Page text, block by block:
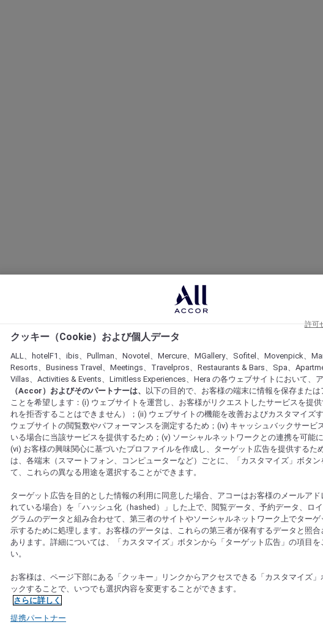
ニークにするものを発見してください
クッキー（Cookie）および個人データ
ALL、hotelF1、ibis、Pullman、Novotel、Mercure、MGallery、Sofitel、Movenpick、
Resorts、Business Travel、Meetings、Travelpros、Restaurants & Bars、Spa、
Villas、Activities & Events、Limitless Experiences、Hera の各ウェブサイトにおいて、
（Accor）およびそのパートナーは、
以下の目的で、お客様の端末に情報を保存または
ことを希望します：(i) ウェブサイトを運営し、お客様がリクエストしたサービスを提供
れを拒否することはできません）；(ii) ウェブサイトの機能を改善およびカスタマイズ
ウェブサイトの閲覧数やパフォーマンスを測定するため；(iv) キャッシュバックサービ
いる場合に当該サービスを提供するため；(v) ソーシャルネットワークとの連携を可能
(vi) お客様の興味関心に基づいたプロファイルを作成し、ターゲット広告を提供するた
は、各端末（スマートフォン、コンピューターなど）ごとに、「カスタマイズ」ボタン
て、これらの異なる用途を選択することができます。
ターゲット広告を目的とした情報の利用に同意した場合、アコーはお客様のメールアド
れている場合）を「ハッシュ化（hashed）」した上で、閲覧データ、予約データ、ロ
グラムのデータと組み合わせて、第三者のサイトやソーシャルネットワーク上でター
示するために処理します。お客様のデータは、これらの第三者が保有するデータと照合
あります。詳細については、「カスタマイズ」ボタンから「ターゲット広告」の項目を
い。
お客様は、ページ下部にある「クッキー」リンクからアクセスできる「カスタマイズ」
ックすることで、いつでも選択内容を変更することができます。
さらに詳しく
提携パートナー
許可